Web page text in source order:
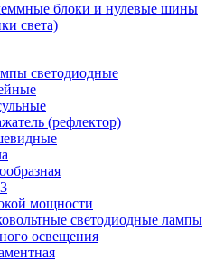
блоки и нулевые шины
света)
светодиодные
(рефлектор)
мощности
светодиодные лампы
освещения